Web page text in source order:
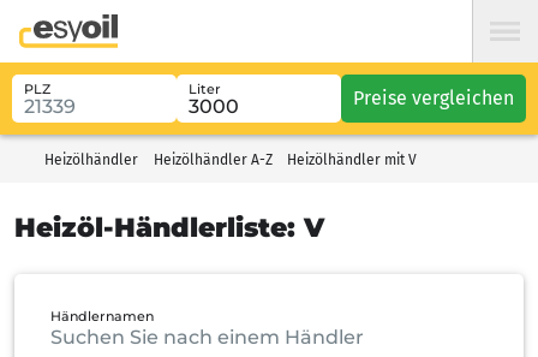
PLZ Liter Preise vergleichen
Heizölhändler Heizölhändler A-Z Heizölhändler mit V
Heizöl-Händlerliste:V
Händlernamen